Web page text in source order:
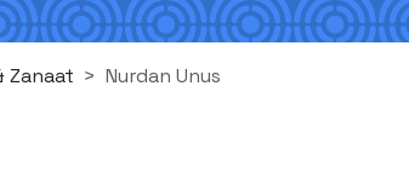
Zanaat Nurdan Unus